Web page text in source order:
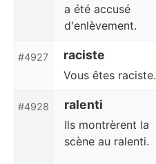
a été accusé
d'enlèvement.
#4927 raciste
Vous êtes raciste.
#4928 ralenti
Ils montrèrent la
scène au ralenti.